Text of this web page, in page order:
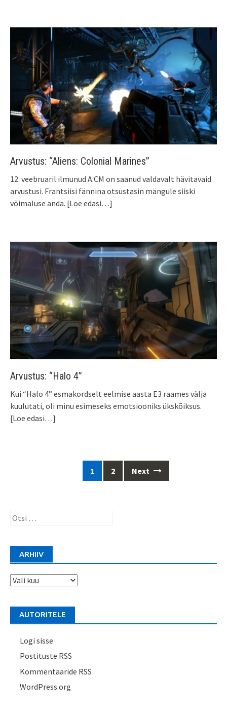
Arvustus: “Aliens: Colonial Marines”
12. veebruaril ilmunud A:CM on saanud valdavalt hävitavaid
arvustusi. Frantsiisi fännina otsustasin mängule siiski
võimaluse anda. [Loe edasi…]
Arvustus: “Halo 4”
Kui “Halo 4” esmakordselt eelmise aasta E3 raames välja
kuulutati, oli minu esimeseks emotsiooniks ükskõiksus.
[Loe edasi…]
1 2 Next
Otsi:
ARHIIV
Arhiiv
AUTORITELE
Logi sisse
Postituste RSS
Kommentaaride RSS
WordPress.org